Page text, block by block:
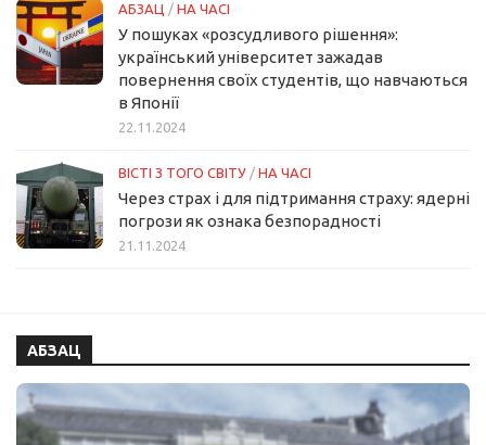
АБЗАЦ / НА ЧАСІ
У пошуках «розсудливого рішення»:
український університет зажадав
повернення своїх студентів, що навчаються
в Японії
22.11.2024
ВІСТІ З ТОГО СВІТУ / НА ЧАСІ
Через страх і для підтримання страху: ядерні
погрози як ознака безпорадності
21.11.2024
АБЗАЦ